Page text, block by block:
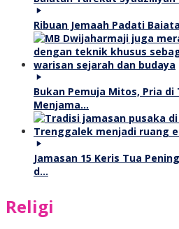
Ribuan Jemaah Padati
Bukan Pemuja Mitos, Pria
Menjama…
Jamasan 15 Keris Tua
d…
Religi